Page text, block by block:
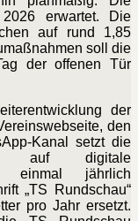
erwartet. Die
auf rund 1,85
soll die
der offenen Tür
der
den
Kanal setzt die
auf digitale
einmal jährlich
„TS Rundschau“
pro Jahr ersetzt.